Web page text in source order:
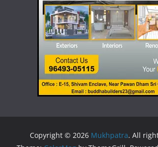
Copyright © 2026 Mukhpatra. All